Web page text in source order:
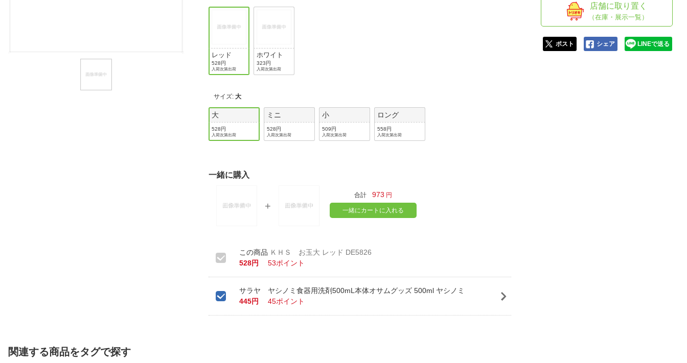
レッド
528円
入荷次第出荷
ホワイト
323円
入荷次第出荷
サイズ:大
大
528円
入荷次第出荷
ミニ
528円
入荷次第出荷
小
509円
入荷次第出荷
ロング
558円
入荷次第出荷
一緒に購入
合計 973 円
一緒にカートに入れる
ＫＨＳ お玉大 レッド DE5826
528円
53ポイント
サラヤ ヤシノミ食器用洗剤500mL本体オサムグッズ 500ml ヤシノミ
445円
45ポイント
店舗に取り置く
（在庫・展示一覧）
ポスト シェア LINEで送る
関連する商品をタグで探す